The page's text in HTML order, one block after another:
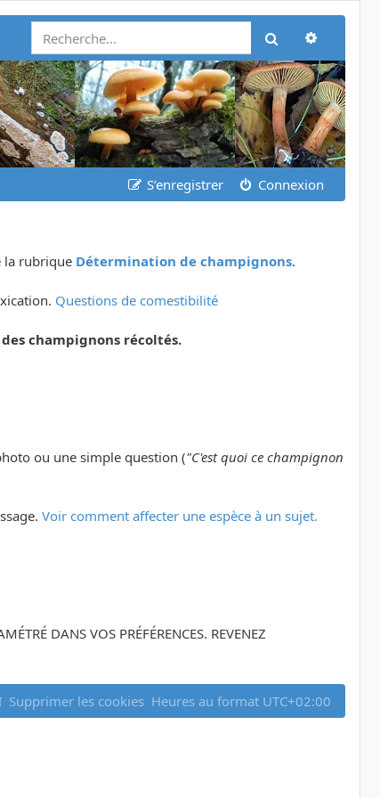
Rechercher
S’enregistrer Connexion
la rubrique Détermination de champignons.
Questions de comestibilité
champignons récoltés.
ou une simple question ("C'est quoi ce champignon
Voir comment affecter une espèce à un sujet.
DANS VOS PRÉFÉRENCES. REVENEZ
Supprimer les cookies Heures au format UTC+02:00